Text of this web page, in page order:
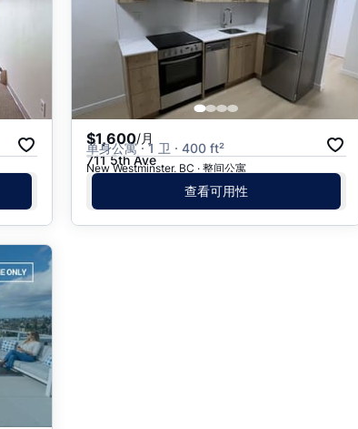
$1,600/月
单身公寓 · 1 卫 · 400 ft²
711 5th Ave
New Westminster, BC · 整间公寓
查看可用性